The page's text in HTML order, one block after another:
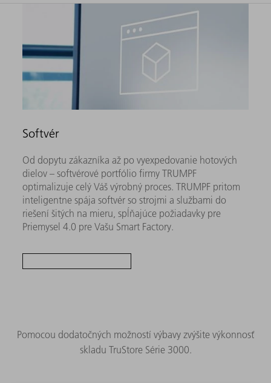
Softvér
Od dopytu zákazníka až po vyexpedovanie hotových
dielov – softvérové portfólio firmy TRUMPF
optimalizuje celý Váš výrobný proces. TRUMPF pritom
inteligentne spája softvér so strojmi a službami do
riešení šitých na mieru, spĺňajúce požiadavky pre
Priemysel 4.0 pre Vašu Smart Factory.
Pomocou dodatočných možností výbavy zvýšite výkonnosť
skladu TruStore Série 3000.